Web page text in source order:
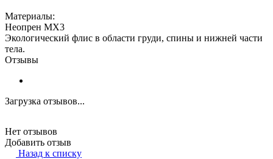
Материалы:
Неопрен MX3
Экологический флис в области груди, спины и нижней части
тела.
Отзывы
Загрузка отзывов...
Нет отзывов
Добавить отзыв
Назад к списку